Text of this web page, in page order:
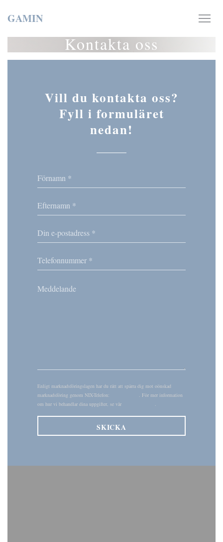
GAMIN
Kontakta oss
Vill du kontakta oss?
Fyll i formuläret
nedan!
Enligt marknadsföringslagen har du rätt att spärra dig mot oönskad
marknadsföring genom NIX-Telefon:
. För mer information
om hur vi behandlar dina uppgifter, se vår
.